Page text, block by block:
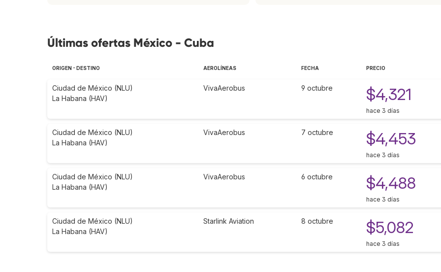
Últimas ofertas México - Cuba
ORIGEN - DESTINO AEROLÍNEAS FECHA PRECIO
Ciudad de México (NLU)
La Habana (HAV)
VivaAerobus 9 octubre $4,321
hace 3 días
Ciudad de México (NLU)
La Habana (HAV)
VivaAerobus 7 octubre $4,453
hace 3 días
Ciudad de México (NLU)
La Habana (HAV)
VivaAerobus 6 octubre $4,488
hace 3 días
Ciudad de México (NLU)
La Habana (HAV)
Starlink Aviation 8 octubre $5,082
hace 3 días